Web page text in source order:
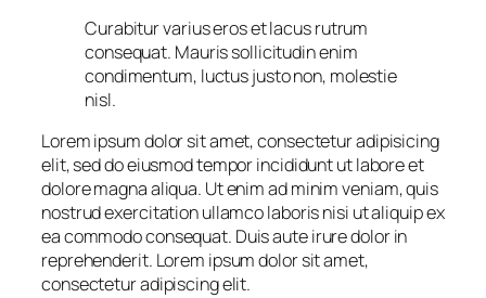
Curabitur varius eros et lacus rutrum
consequat. Mauris sollicitudin enim
condimentum, luctus justo non, molestie
nisl.
Lorem ipsum dolor sit amet, consectetur adipisicing
elit, sed do eiusmod tempor incididunt ut labore et
dolore magna aliqua. Ut enim ad minim veniam, quis
nostrud exercitation ullamco laboris nisi ut aliquip ex
ea commodo consequat. Duis aute irure dolor in
reprehenderit. Lorem ipsum dolor sit amet,
consectetur adipiscing elit.